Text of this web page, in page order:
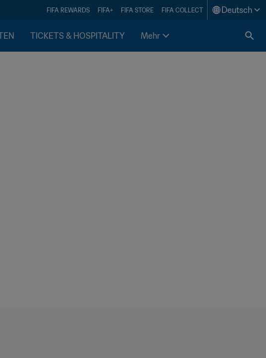
FIFA REWARDS FIFA+ FIFA STORE FIFA COLLECT Deutsch
TICKETS & HOSPITALITY Mehr